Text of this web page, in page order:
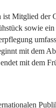
Mitglied der
sowie
mit dem
mit dem